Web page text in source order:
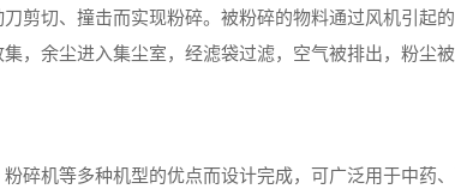
剪切、撞击而实现粉碎。被粉碎的物料通过风机引起
，余尘进入集尘室，经滤袋过滤，空气被排出，粉尘被
碎机等多种机型的优点而设计完成，可广泛用于中药、